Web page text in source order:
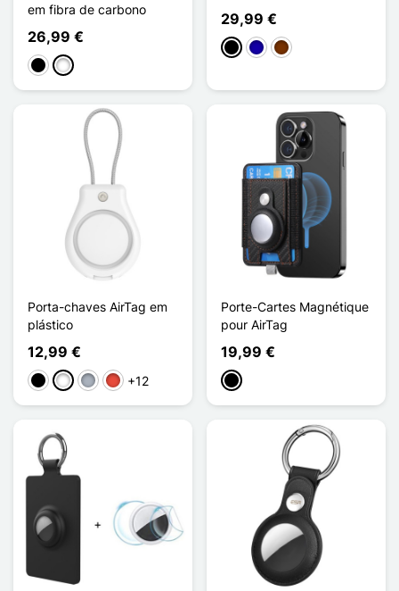
em fibra de carbono
26,99 €
PretoNoir / Bleu
29,99 €
PretoAzul Escuro
Café
Porta-chaves AirTag em
plástico
12,99 €
PretoBrancoCinzento
Vermelho
+12
Porte-Cartes Magnétique
pour AirTag
19,99 €
Preto